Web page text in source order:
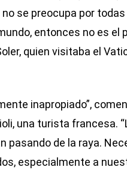
no se preocupa por
entonces no es el
quien visitaba el
inapropiado”,
una turista francesa.
pasando de la raya.
especialmente a